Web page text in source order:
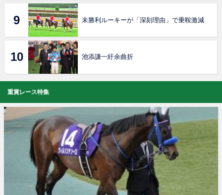
未勝利ルーキーが「深刻理由」で乗鞍激減
池添謙一紆余曲折
重賞レース特集